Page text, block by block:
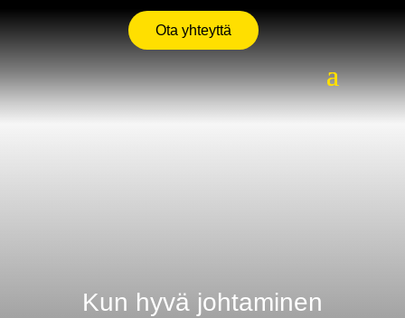
Ota yhteyttä
Kun hyvä johtaminen